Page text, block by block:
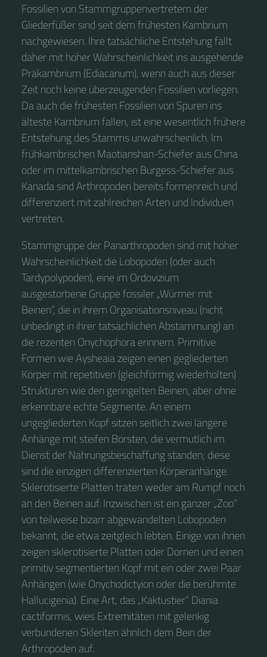
Fossilien von Stammgruppenvertretern der
Gliederfüßer sind seit dem frühesten Kambrium
nachgewiesen. Ihre tatsächliche Entstehung fällt
daher mit hoher Wahrscheinlichkeit ins ausgehende
Präkambrium (Ediacarium), wenn auch aus dieser
Zeit noch keine überzeugenden Fossilien vorliegen.
Da auch die frühesten Fossilien von Spuren ins
älteste Kambrium fallen, ist eine wesentlich frühere
Entstehung des Stamms unwahrscheinlich. Im
frühkambrischen Maotianshan-Schiefer aus China
oder im mittelkambrischen Burgess-Schiefer aus
Kanada sind Arthropoden bereits formenreich und
differenziert mit zahlreichen Arten und Individuen
vertreten.
Stammgruppe der Panarthropoden sind mit hoher
Wahrscheinlichkeit die Lobopoden (oder auch
Tardypolypoden), eine im Ordovizium
ausgestorbene Gruppe fossiler „Würmer mit
Beinen“, die in ihrem Organisationsniveau (nicht
unbedingt in ihrer tatsächlichen Abstammung) an
die rezenten Onychophora erinnern. Primitive
Formen wie Aysheaia zeigen einen gegliederten
Körper mit repetitiven (gleichförmig wiederholten)
Strukturen wie den geringelten Beinen, aber ohne
erkennbare echte Segmente. An einem
ungegliederten Kopf sitzen seitlich zwei längere
Anhänge mit steifen Borsten, die vermutlich im
Dienst der Nahrungsbeschaffung standen; diese
sind die einzigen differenzierten Körperanhänge.
Sklerotisierte Platten traten weder am Rumpf noch
an den Beinen auf. Inzwischen ist ein ganzer „Zoo“
von teilweise bizarr abgewandelten Lobopoden
bekannt, die etwa zeitgleich lebten. Einige von ihnen
zeigen sklerotisierte Platten oder Dornen und einen
primitiv segmentierten Kopf mit ein oder zwei Paar
Anhängen (wie Onychodictyion oder die berühmte
Hallucigenia). Eine Art, das „Kaktustier“ Diania
cactiformis, wies Extremitäten mit gelenkig
verbundenen Skleriten ähnlich dem Bein der
Arthropoden auf.